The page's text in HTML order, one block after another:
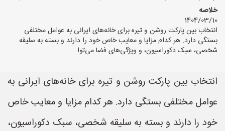
خلاصه
1404/03/10
انتخاب بین پارکت روشن و تیره برای خانه‌های ایرانی به عوامل مختلفی
بستگی دارد. هر کدام مزایا و معایب خاص خود را دارند و بسته به سلیقه
شخصی، سبک دکوراسیون، و ویژگی‌های فضا می‌توا
انتخاب بین پارکت روشن و تیره برای خانه‌های ایرانی به
عوامل مختلفی بستگی دارد. هر کدام مزایا و معایب خاص
خود را دارند و بسته به سلیقه شخصی، سبک دکوراسیون،